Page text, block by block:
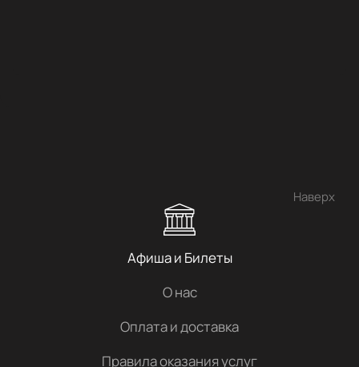
Наверх
Афиша и Билеты
О нас
Оплата и доставка
Правила оказания услуг